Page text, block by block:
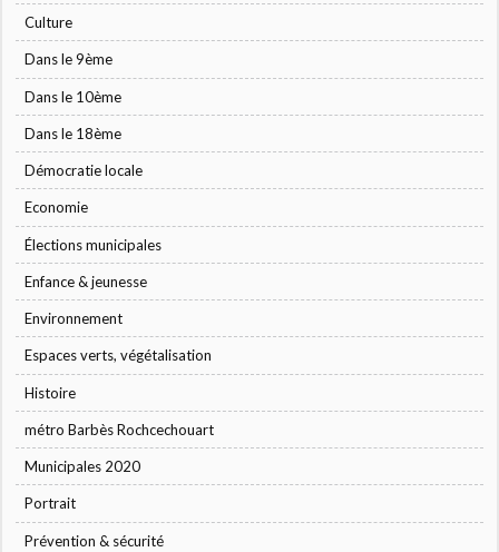
Culture
Dans le 9ème
Dans le 10ème
Dans le 18ème
Démocratie locale
Economie
Élections municipales
Enfance & jeunesse
Environnement
Espaces verts, végétalisation
Histoire
métro Barbès Rochcechouart
Municipales 2020
Portrait
Prévention & sécurité